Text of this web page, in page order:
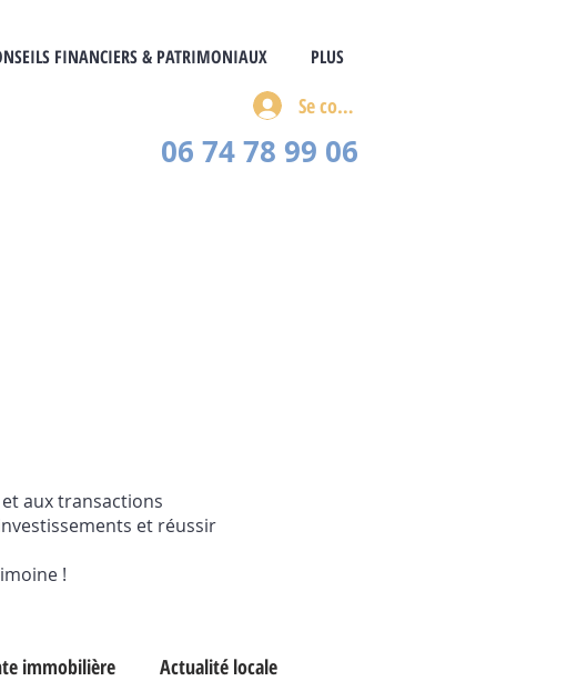
FINANCIERS & PATRIMONIAUX PLUS
06 74 78 99 06
Se connecter
aux transactions
et réussir
!
immobilière Actualité locale